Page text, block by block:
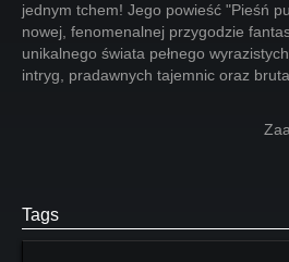
jednym tchem! Jego powieść "Pieśń
nowej, fenomenalnej przygodzie
unikalnego świata pełnego
intryg, pradawnych tajemnic oraz
Tags